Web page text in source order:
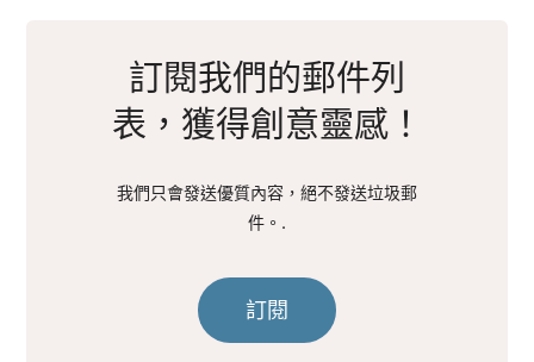
訂閱我們的郵件列
表，獲得創意靈感！
我們只會發送優質內容，絕不發送垃圾郵
件。.
訂閱